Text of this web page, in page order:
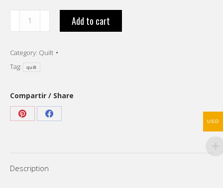
(descarga
en
quantity
Add to cart
Category: Quilt
Tag:
quilt
Compartir / Share
Share Share
Description
USD